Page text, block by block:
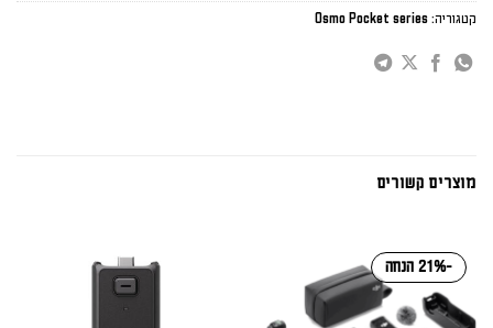
קטגוריה: Osmo Pocket series
מוצרים קשורים
-21% הנחה